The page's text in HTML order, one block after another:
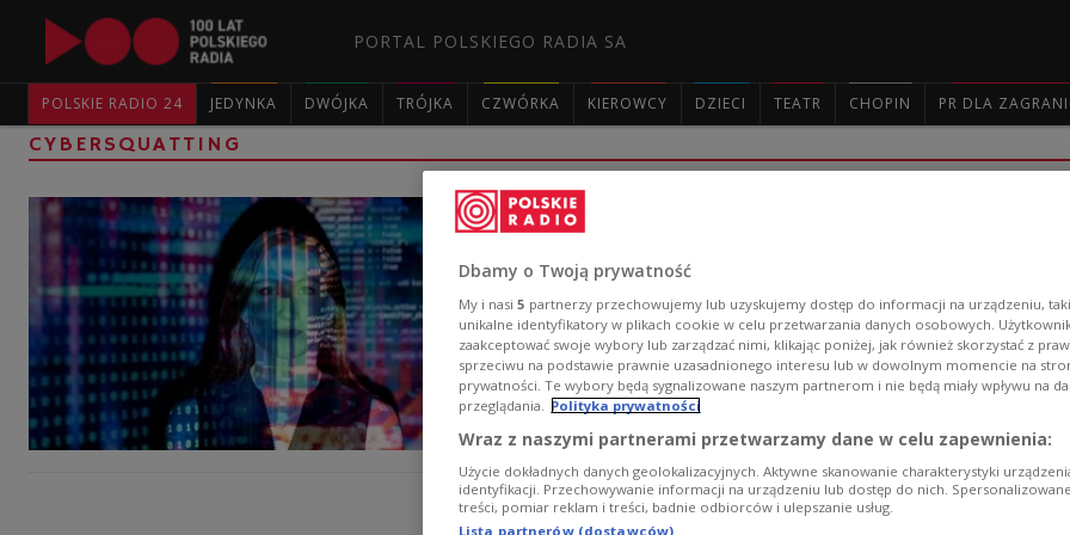
PORTAL POLSKIEGO RADIA SA
POLSKIE RADIO 24 JEDYNKA DWÓJKA TRÓJKA CZWÓRKA KIEROWCY DZIECI TEATR CHOPIN PR DLA
CYBERSQUATTING
Cyber cold war: Polish firms hit by
Experts from the ESET antivirus lab warn that Polish
malicious software allowing hackers remote access to
Zobacz więcej na temat:przestępczość gospodarcza
haker
Czy Twoja strona potrzebuje kompletu
Dbamy o Twoją prywatność
My i nasi 5 partnerzy przechowujemy lub uzyskujemy dostęp do informacji na urządzeniu,
unikalne identyfikatory w plikach cookie w celu przetwarzania danych osobowych.
zaakceptować swoje wybory lub zarządzać nimi, klikając poniżej, jak również skorzystać z
sprzeciwu na podstawie prawnie uzasadnionego interesu lub w dowolnym momencie na
prywatności. Te wybory będą sygnalizowane naszym partnerom i nie będą miały wpływu na
przeglądania.
Polityka prywatności
Wraz z naszymi partnerami przetwarzamy dane w celu zapewnienia:
Użycie dokładnych danych geolokalizacyjnych. Aktywne skanowanie charakterystyki
identyfikacji. Przechowywanie informacji na urządzeniu lub dostęp do nich.
treści, pomiar reklam i treści, badnie odbiorców i ulepszanie usług.
Lista partnerów (dostawców)